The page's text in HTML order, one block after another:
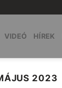
VIDEÓ HÍREK
2023